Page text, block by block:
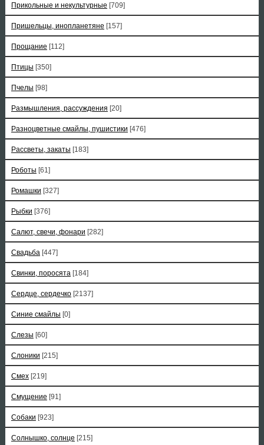
Прикольные и некультурные [709]
Пришельцы, инопланетяне [157]
Прощание [112]
Птицы [350]
Пчелы [98]
Размышления, рассуждения [20]
Разноцветные смайлы, пушистики [476]
Рассветы, закаты [183]
Роботы [61]
Ромашки [327]
Рыбки [376]
Салют, свечи, фонари [282]
Свадьба [447]
Свинки, поросята [184]
Сердце, сердечко [2137]
Синие смайлы [0]
Слезы [60]
Слоники [215]
Смех [219]
Смущение [91]
Собаки [923]
Солнышко, солнце [215]